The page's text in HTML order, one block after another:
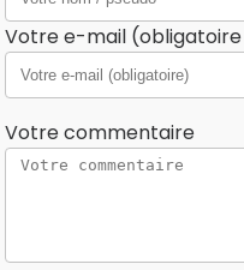
Votre e-mail
Votre commentaire